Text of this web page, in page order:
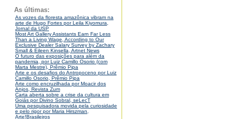
As últimas:
As vozes da floresta amazônica vibram na
arte de Hugo Fortes por Leila Kiyomura,
Jornal da USP
Most Art Gallery Assistants Earn Far Less
Than a Living Wage, According to Our
Exclusive Dealer Salary Survey by Zachary
Small & Eileen Kinsella, Artnet News
O futuro das exposições para além da
pandemia, por Luiz Camillo Osorio (com
Marta Mestre), Prêmio Pipa
Arte e os desafios do Antropoceno por Luiz
Camillo Osorio, Prêmio Pipa
Arte como encruzilhada por Moacir dos
Anjos, Revista Zum
Carta aberta sobre a crise da cultura em
Goiás por Divino Sobral, seLecT
Uma pesquisadora movida pela curiosidade
e pelo rigor por Maria Hirszman,
Arte!Brasileiros